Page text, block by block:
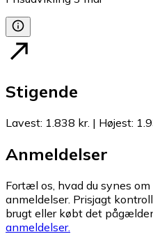
Stigende
Lavest: 1.838 kr. | Højest:
Anmeldelser
Fortæl os, hvad du synes
anmeldelser. Prisjagt
brugt eller købt det
anmeldelser.